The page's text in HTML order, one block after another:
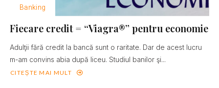
Banking
Fiecare credit = “Viagra®” pentru economie
Adulţii fără credit la bancă sunt o raritate. Dar de acest lucru
m-am convins abia după liceu. Studiul banilor şi...
CITEȘTE MAI MULT